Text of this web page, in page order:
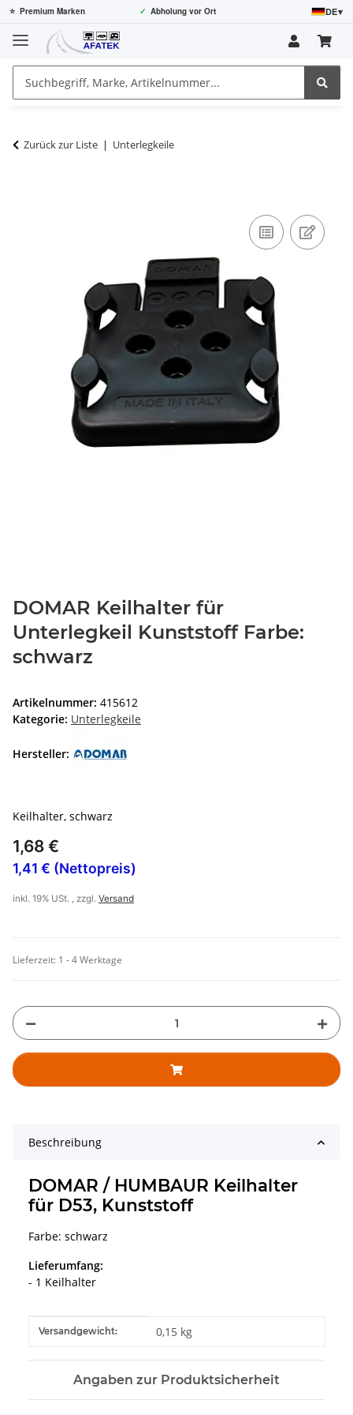
⭐ Premium Marken ✓ Abholung vor Ort DE▾
Zurück zur Liste Unterlegkeile
DOMAR Keilhalter für
Unterlegkeil Kunststoff Farbe:
schwarz
Artikelnummer: 415612
Kategorie: Unterlegkeile
Hersteller:
Keilhalter, schwarz
1,68 €
1,41 € (Nettopreis)
inkl. 19% USt. , zzgl. Versand
Lieferzeit: 1 - 4 Werktage
Beschreibung
DOMAR / HUMBAUR Keilhalter
für D53, Kunststoff
Farbe: schwarz
Lieferumfang:
- 1 Keilhalter
Produkteigenschaft
Wert
Versandgewicht: 0,15 kg
Angaben zur Produktsicherheit